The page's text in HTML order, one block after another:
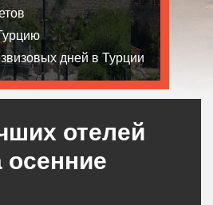
дней в Турции
отелей
осенние